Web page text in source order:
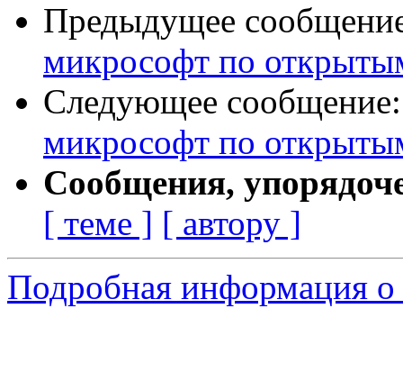
Предыдущее
микрософт по
Следующее
микрософт по
Сообщения,
[ теме ] [ автору ]
Подробная информация о